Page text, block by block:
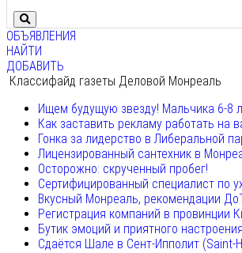
ОБЪЯВЛЕНИЯ
НАЙТИ
ДОБАВИТЬ
Классифайд газеты Деловой Монреаль
Ищем будущую звезду! Мальчика 6-8
Как заставить рекламу работать на
Гонка за лидерство в Либеральной
Лицензированный сантехник в
Осторожно: скрученный пробег!
Сертифицированный специалист по
Вкусный Монреаль, рекомендации
Регистрация компаний в провинции
Бутик эмоций и приятного
Сдаётся Шале в Сент-Ипполит (Saint-